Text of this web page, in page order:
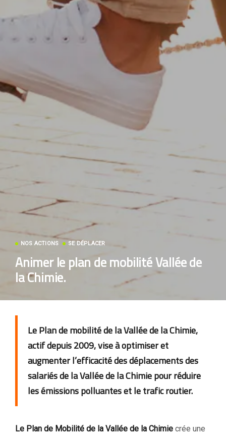
NOS ACTIONS SE DÉPLACER
Animer le plan de mobilité Vallée de
la Chimie.
Le Plan de mobilité de la Vallée de la Chimie,
actif depuis 2009, vise à optimiser et
augmenter l’efficacité des déplacements des
salariés de la Vallée de la Chimie pour réduire
les émissions polluantes et le trafic routier.
Le Plan de Mobilité de la Vallée de la Chimie crée une